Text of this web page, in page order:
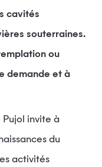
cavités
souterraines.
ou
demande et à
invite à
du
activités